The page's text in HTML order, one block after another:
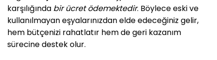
karşılığında bir ücret ödemektedir. Böylece eski ve
kullanılmayan eşyalarınızdan elde edeceğiniz gelir,
hem bütçenizi rahatlatır hem de geri kazanım
sürecine destek olur.